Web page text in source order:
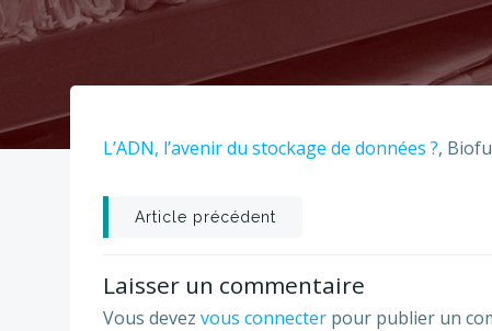
L’ADN, l’avenir du stockage de données ?,
Post
navigation
Article précédent
Laisser un commentaire
Vous devez vous connecter pour publier un